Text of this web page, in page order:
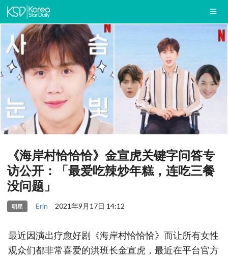
《海岸村恰恰恰》金宣虎关键字问答专
访公开：「最爱吃辣炒年糕，连吃三餐
没问题」
明星 Erin 2021年9月17日 14:12
最近因演出疗愈好剧《海岸村恰恰恰》而让所有女性
观众们都非常喜爱的洪班长金宣虎，最近在平台官方